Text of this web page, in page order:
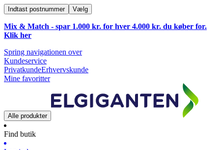
Indtast postnummer Vælg
Mix & Match - spar 1.000 kr. for hver 4.000 kr. du køber for.
Klik her
Spring navigationen over
Kundeservice
PrivatkundeErhvervskunde
Mine favoritter
Alle produkter
Find butik